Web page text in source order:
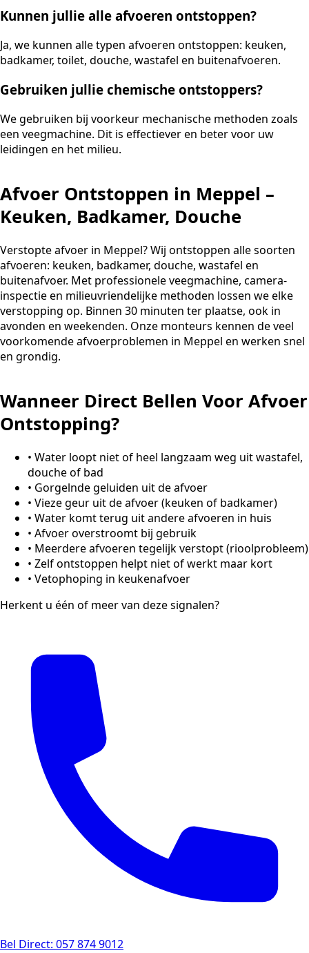
Kunnen jullie alle afvoeren ontstoppen?
Ja, we kunnen alle typen afvoeren ontstoppen: keuken,
badkamer, toilet, douche, wastafel en buitenafvoeren.
Gebruiken jullie chemische ontstoppers?
We gebruiken bij voorkeur mechanische methoden zoals
een veegmachine. Dit is effectiever en beter voor uw
leidingen en het milieu.
Afvoer Ontstoppen in Meppel –
Keuken, Badkamer, Douche
Verstopte afvoer in Meppel? Wij ontstoppen alle soorten
afvoeren: keuken, badkamer, douche, wastafel en
buitenafvoer. Met professionele veegmachine, camera-
inspectie en milieuvriendelijke methoden lossen we elke
verstopping op. Binnen 30 minuten ter plaatse, ook in
avonden en weekenden. Onze monteurs kennen de veel
voorkomende afvoerproblemen in Meppel en werken snel
en grondig.
Wanneer Direct Bellen Voor Afvoer
Ontstopping?
• Water loopt niet of heel langzaam weg uit wastafel,
douche of bad
• Gorgelnde geluiden uit de afvoer
• Vieze geur uit de afvoer (keuken of badkamer)
• Water komt terug uit andere afvoeren in huis
• Afvoer overstroomt bij gebruik
• Meerdere afvoeren tegelijk verstopt (rioolprobleem)
• Zelf ontstoppen helpt niet of werkt maar kort
• Vetophoping in keukenafvoer
Herkent u één of meer van deze signalen?
Bel Direct: 057 874 9012